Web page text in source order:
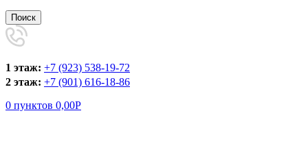
Поиск
1 этаж: +7 (923) 538-19-72
2 этаж: +7 (901) 616-18-86
0 пунктов 0,00Р